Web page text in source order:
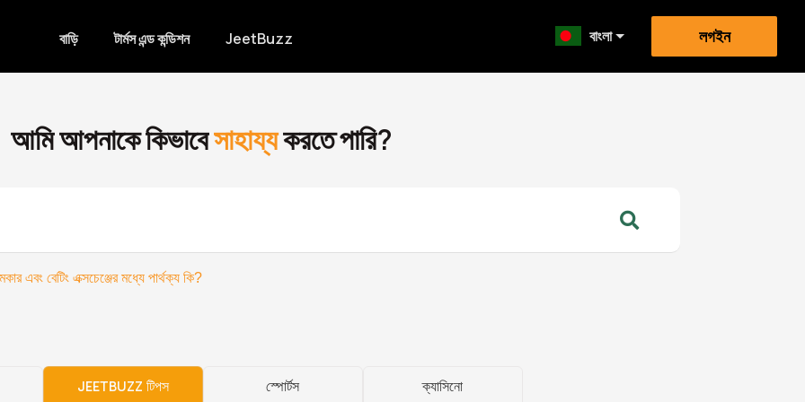
বাড়ি টার্মস এন্ড কন্ডিশন JeetBuzz বাংলা লগইন
আমি আপনাকে কিভাবেসাহায্যকরতে পারি?
এবং বেটিং এক্সচেঞ্জের মধ্যে পার্থক্য কি?
JEETBUZZ টিপস স্পোর্টস ক্যাসিনো